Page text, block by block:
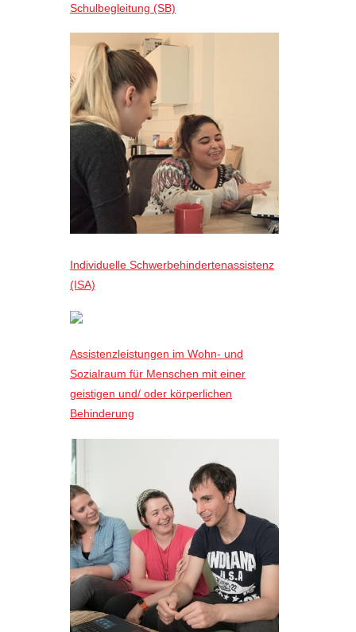
Schulbegleitung (SB)
Individuelle Schwerbehindertenassistenz
(ISA)
Assistenzleistungen im Wohn- und
Sozialraum für Menschen mit einer
geistigen und/ oder körperlichen
Behinderung